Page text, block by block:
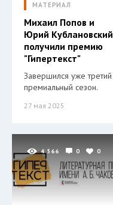
МАТЕРИАЛ
Михаил Попов и
Юрий Кублановский
получили премию
"Гипертекст"
Завершился уже третий
премиальный сезон.
27 мая 2025
4 566 0 0